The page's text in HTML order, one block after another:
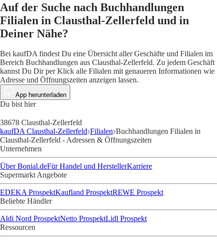
Auf der Suche nach Buchhandlungen
Filialen in Clausthal-Zellerfeld und in
Deiner Nähe?
Bei kaufDA findest Du eine Übersicht aller Geschäfte und Filialen im
Bereich Buchhandlungen aus Clausthal-Zellerfeld. Zu jedem Geschäft
kannst Du Dir per Klick alle Filialen mit genaueren Informationen wie
Adresse und Öffnungszeiten anzeigen lassen.
App herunterladen
Du bist hier
38678 Clausthal-Zellerfeld
kaufDA Clausthal-Zellerfeld Filialen Buchhandlungen Filialen in
Clausthal-Zellerfeld - Adressen & Öffnungszeiten
Unternehmen
Über Bonial.deFür Handel und HerstellerKarriere
Supermarkt Angebote
EDEKA ProspektKaufland ProspektREWE Prospekt
Beliebte Händler
Aldi Nord ProspektNetto ProspektLidl Prospekt
Ressourcen